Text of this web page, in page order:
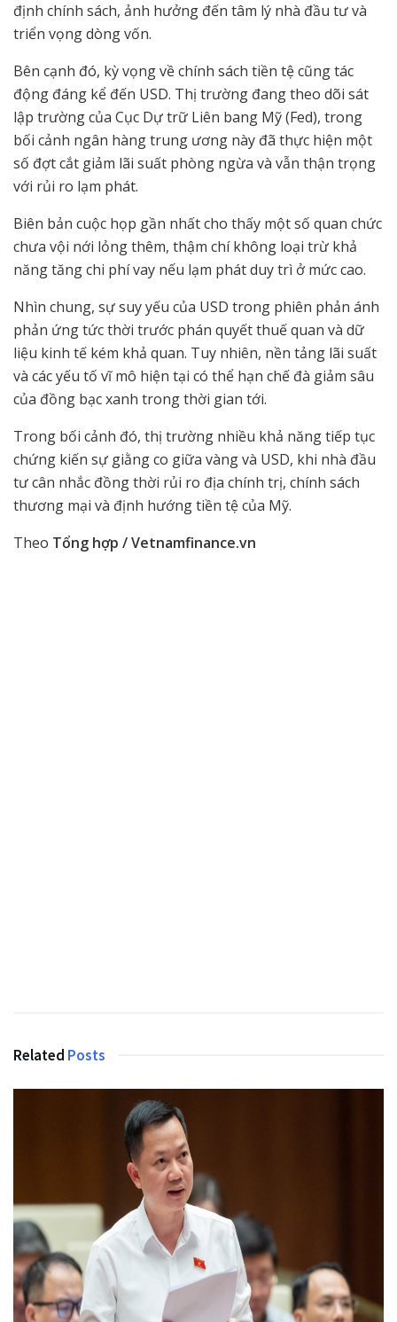
định chính sách, ảnh hưởng đến tâm lý nhà đầu tư và
triển vọng dòng vốn.
Bên cạnh đó, kỳ vọng về chính sách tiền tệ cũng tác
động đáng kể đến USD. Thị trường đang theo dõi sát
lập trường của Cục Dự trữ Liên bang Mỹ (Fed), trong
bối cảnh ngân hàng trung ương này đã thực hiện một
số đợt cắt giảm lãi suất phòng ngừa và vẫn thận trọng
với rủi ro lạm phát.
Biên bản cuộc họp gần nhất cho thấy một số quan chức
chưa vội nới lỏng thêm, thậm chí không loại trừ khả
năng tăng chi phí vay nếu lạm phát duy trì ở mức cao.
Nhìn chung, sự suy yếu của USD trong phiên phản ánh
phản ứng tức thời trước phán quyết thuế quan và dữ
liệu kinh tế kém khả quan. Tuy nhiên, nền tảng lãi suất
và các yếu tố vĩ mô hiện tại có thể hạn chế đà giảm sâu
của đồng bạc xanh trong thời gian tới.
Trong bối cảnh đó, thị trường nhiều khả năng tiếp tục
chứng kiến sự giằng co giữa vàng và USD, khi nhà đầu
tư cân nhắc đồng thời rủi ro địa chính trị, chính sách
thương mại và định hướng tiền tệ của Mỹ.
Theo Tổng hợp / Vetnamfinance.vn
Related Posts